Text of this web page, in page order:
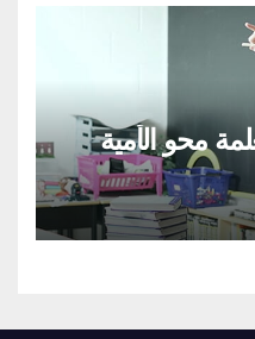
محو الأمية